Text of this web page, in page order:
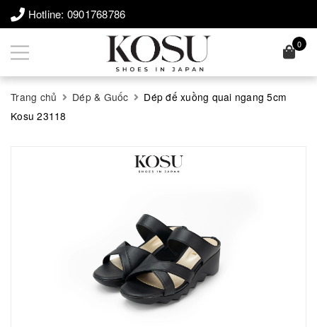
Hotline: 0901768786
0
Trang chủ Dép & Guốc
Dép đế xuồng quai ngang 5cm
Kosu 23118